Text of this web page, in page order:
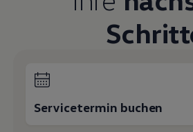
Servicetermin buchen